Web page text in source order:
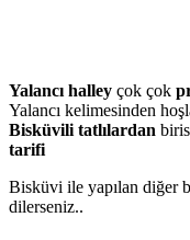
Yalancı halley çok çok
Yalancı kelimesinden
Bisküvili tatlılardan
tarifi
Bisküvi ile yapılan diğer
dilerseniz..